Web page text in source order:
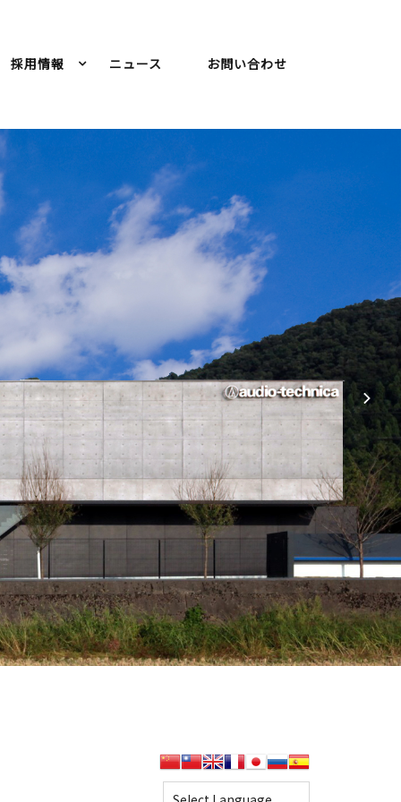
採用情報 ニュース お問い合わせ